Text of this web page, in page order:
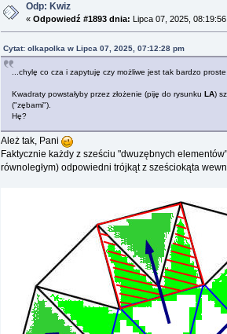
Odp: Kwiz
« Odpowiedź #1893 dnia: Lipca 07, 2025,
Cytat: olkapolka w Lipca 07, 2025, 07:12:28 pm
...chylę co cza i zapytuję czy możliwe jest tak bardzo
Kwadraty powstałyby przez złożenie (piję do rysunku LA)
("zębami").
Hę?
Ależ tak, Pani
Faktycznie każdy z sześciu "dwuzębnych
równoległym) odpowiedni trójkąt z sześciokąta